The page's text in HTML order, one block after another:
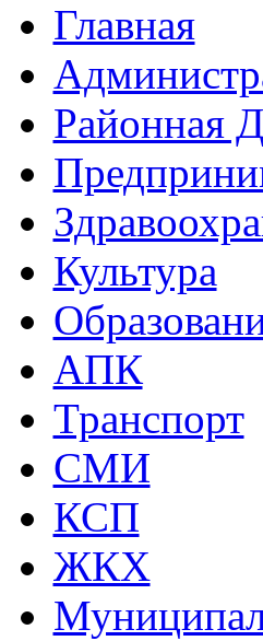
Главная
Районная
Культура
АПК
Транспорт
СМИ
КСП
ЖКХ